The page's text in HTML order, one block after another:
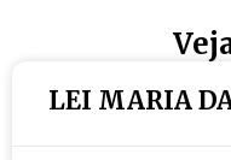
LEI MARIA